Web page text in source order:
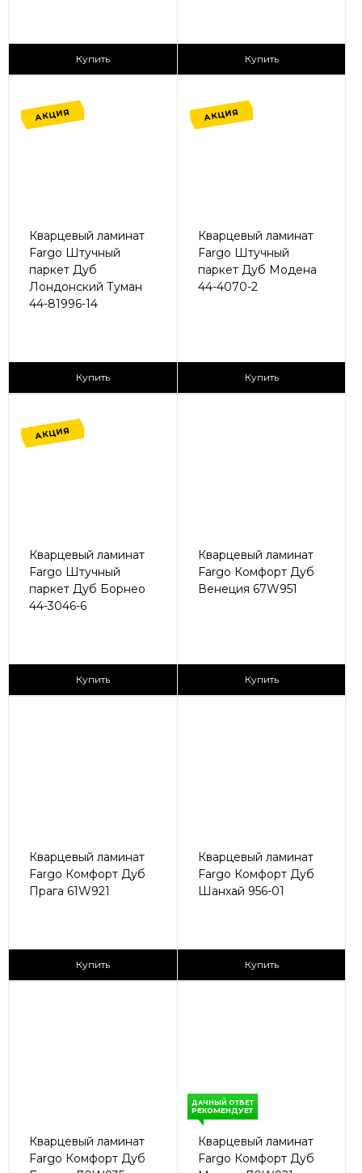
2
Купить
2
Купить
АКЦИЯ
Кварцевый ламинат
Fargo Штучный
паркет Дуб
Лондонский Туман
44-81996-14
2
Купить
АКЦИЯ
Кварцевый ламинат
Fargo Штучный
паркет Дуб Модена
44-4070-2
2
Купить
АКЦИЯ
Кварцевый ламинат
Fargo Штучный
паркет Дуб Борнео
44-3046-6
2
Купить
Кварцевый ламинат
Fargo Комфорт Дуб
Венеция 67W951
2
Купить
Кварцевый ламинат
Fargo Комфорт Дуб
Прага 61W921
2
Купить
Кварцевый ламинат
Fargo Комфорт Дуб
Шанхай 956-01
2
Купить
Кварцевый ламинат
Fargo Комфорт Дуб
ДАЧНЫЙ ОТВЕТ
РЕКОМЕНДУЕТ
Кварцевый ламинат
Fargo Комфорт Дуб